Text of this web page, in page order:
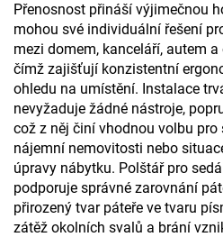
Přenosnost přináší výjimečnou
mohou své individuální řešení
mezi domem, kanceláří, autem
čímž zajišťují konzistentní
ohledu na umístění. Instalace
nevyžaduje žádné nástroje,
což z něj činí vhodnou volbu pro
nájemní nemovitosti nebo
úpravy nábytku. Polštář pro
podporuje správné zarovnání
přirozený tvar páteře ve tvaru
zátěž okolních svalů a brání